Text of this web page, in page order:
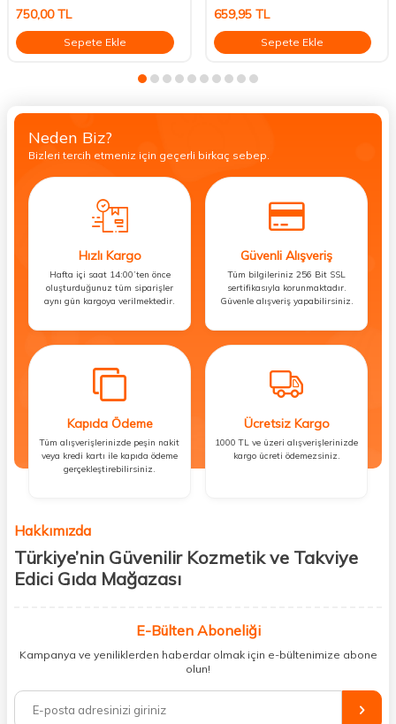
750,00TL
Sepete Ekle
659,95TL
Sepete Ekle
Neden Biz?
Bizleri tercih etmeniz için geçerli birkaç sebep.
Hızlı Kargo
Hafta içi saat 14:00’ten önce
oluşturduğunuz tüm siparişler
aynı gün kargoya verilmektedir.
Güvenli Alışveriş
Tüm bilgileriniz 256 Bit SSL
sertifikasıyla korunmaktadır.
Güvenle alışveriş yapabilirsiniz.
Kapıda Ödeme
Tüm alışverişlerinizde peşin nakit
veya kredi kartı ile kapıda ödeme
gerçekleştirebilirsiniz.
Ücretsiz Kargo
1000 TL ve üzeri alışverişlerinizde
kargo ücreti ödemezsiniz.
Hakkımızda
Türkiye’nin Güvenilir Kozmetik ve Takviye
Edici Gıda Mağazası
kişisel bakım hem de takviye edici gıda ürünlerini sizlerle
buluşturuyoruz. Artık mağaza mağaza dolaşmanıza gerek yok;
ihtiyacınız olan her şeyi tek bir çatı altında topluyor ve kapınıza kadar
%100 orijinal kozmetik ve sağlık ürünleriyle güzelliğinizi tamamlayabilir,
E-Bülten Aboneliği
Kampanya ve yeniliklerden haberdar olmak için e-bültenimize abone
olun!